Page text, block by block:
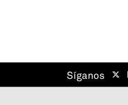
Síganos